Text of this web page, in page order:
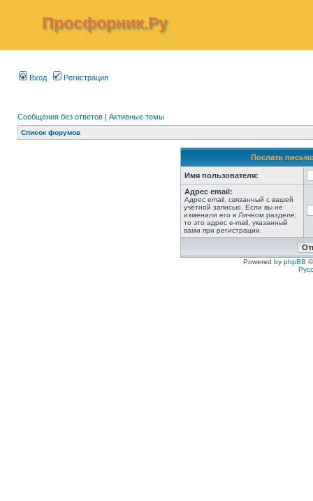
Просфорник.Ру
Вход Регистрация
Сообщения без ответов | Активные темы
Список форумов
Послать
Имя пользователя:
Адрес email:
Адрес email, связанный с вашей
учётной записью. Если вы не
изменили его в Личном разделе,
то это адрес e-mail, указанный
вами при регистрации.
Powered by phpBB